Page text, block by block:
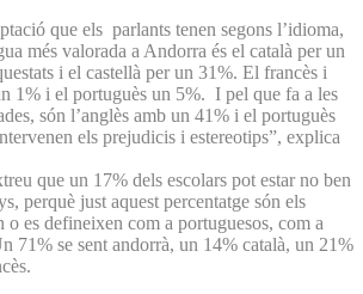
que els parlants tenen segons l’idioma,
més valorada a Andorra és el català per un
i el castellà per un 31%. El francès i
1% i el portuguès un 5%. I pel que fa a les
són l’anglès amb un 41% i el portuguès
els prejudicis i estereotips”, explica
que un 17% dels escolars pot estar no ben
perquè just aquest percentatge són els
o es defineixen com a portuguesos, com a
71% se sent andorrà, un 14% català, un 21%